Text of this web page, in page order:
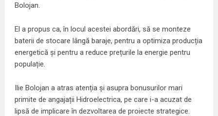
Bolojan.
El a propus ca, în locul acestei abordări, să se monteze
baterii de stocare lângă baraje, pentru a optimiza producția
energetică și pentru a reduce prețurile la energie pentru
populație.
Ilie Bolojan a atras atenția și asupra bonusurilor mari
primite de angajații Hidroelectrica, pe care i-a acuzat de
lipsă de implicare în dezvoltarea de proiecte strategice.